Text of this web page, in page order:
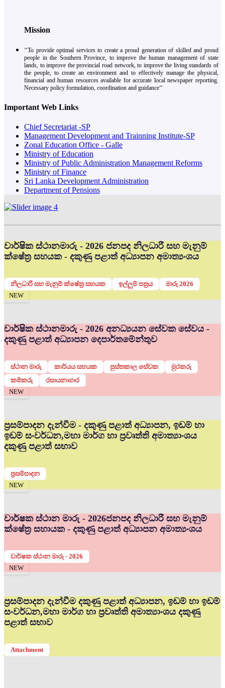
Mission
‘‘To provide optimal services to create a proud generation of skilled and proud
people in the Southern Province, to improve the human management of state
lands, to improve the provincial road network, to improve the living standards of
the people, to create an environment and to effectively manage the physical,
financial and human resources available for accurate local newspaper reporting.
Necessary policy formulation, coordination and guidance‘‘
Important Web Links
Chief Secretariat -SP
Management Development and Trainning Institute-SP
Zonal Education Office - Galle
Ministry of Education
Ministry of Public Administration Management Reforms
Ministry of Finance
Sri Lanka Development Administration
Department of Pensions
වාර්ෂික ස්ථානමාරු - 2026 ජනපද නිලධාරී සහ මැනුම්
ක්ෂේත්‍ර සහයක - දකුණු පළාත් අධ්‍යාපන අමාත්‍යංශය
නිලධාරි සහ මැනුම් ක්ෂේත්‍ර සහයක ඉල්ලුම් පත්‍රය
මාරු 2026
NEW
වාර්ෂික ස්ථානමාරු - 2026 අනධ්‍යයන සේවක සේවය -
දකුණු පළාත් අධ්‍යාපන දෙපාර්තමේන්තුව
ස්ථාන මාරු කාර්යය සහයක පුස්තකාල සේවක
මුරකරු
කම්කරු
රසායනාගාර
NEW
ප්‍රසම්පාදන දැන්වීම - දකුණු පළාත් අධ්‍යාපන, ඉඩම් හා
ඉඩම් සංවර්ධන,මහා මාර්ග හා ප්‍රවෘත්ති අමාත්‍යාංශය
දකුණු පළාත් සභාව
ප්‍රසම්පාදන
NEW
වාර්ෂක ස්ථාන මාරු - 2026ජනපද නිලධාරී සහ මැනුම්
ක්ෂේත්‍ර සහායක - දකුණු පළාත් අධ්‍යාපන අමාත්‍යංශය
වාර්ෂක ස්ථාන මාරු - 2026
NEW
ප්‍රසම්පාදන දැන්වීම දකුණු පළාත් අධ්‍යාපන, ඉඩම් හා ඉඩම්
සංවර්ධන,මහා මාර්ග හා ප්‍රවෘත්ති අමාත්‍යාංශය දකුණු
පළාත් සභාව
Attachment